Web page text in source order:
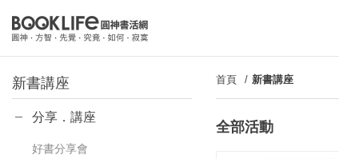
新書講座
分享．講座
好書分享會
首頁 新書講座
全部活動